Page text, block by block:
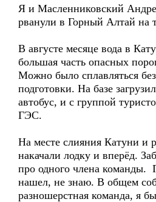
Я и Масленниковский
рванули в Горный Алтай на
В августе месяце вода в
большая часть опасных
Можно было сплавляться
подготовки. На базе
автобус, и с группой
ГЭС.
На месте слияния Катуни и
накачали лодку и вперёд.
про одного члена команды.
нашел, не знаю. В общем
разношерстная команда, я